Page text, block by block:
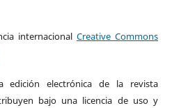
internacional Creative Commons
edición electrónica de la revista
bajo una licencia de uso y